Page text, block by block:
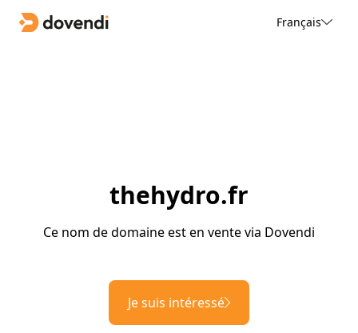
Français
thehydro.fr
Ce nom de domaine est en vente via Dovendi
Je suis intéressé